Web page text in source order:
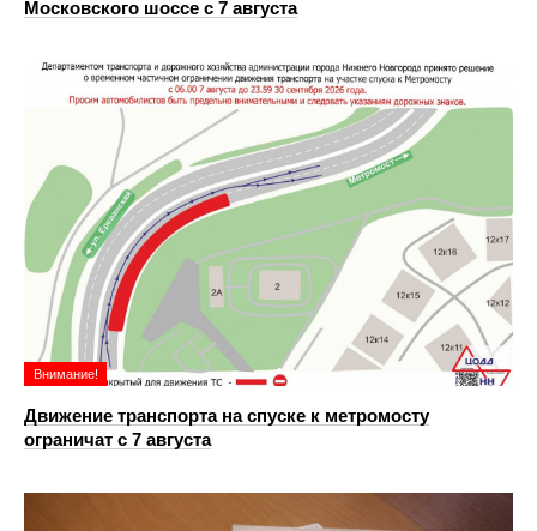
Московского шоссе с 7 августа
Внимание!
Движение транспорта на спуске к метромосту
ограничат с 7 августа